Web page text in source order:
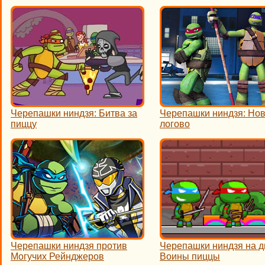
Черепашки ниндзя: Битва за
пиццу
Черепашки ниндзя:
логово
Черепашки ниндзя против
Могучих Рейнджеров
Черепашки ниндзя на
Воины пиццы